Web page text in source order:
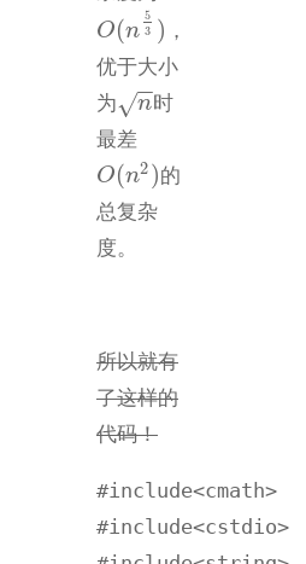
O(n
5
3 )
O(n5 3
，
优于大小
为
n
−
−
√
n
时
最差
O(n2)
O(n2)
的
总复杂
度。
所以就有
了这样的
代码！
#include<cmath>
#include<cstdio>